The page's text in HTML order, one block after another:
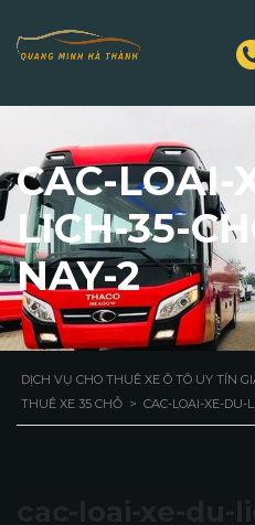
CAC-LOAI-
LICH-35-
NAY-2
DỊCH VỤ CHO THUÊ XE Ô TÔ UY TÍN
THUÊ XE 35 CHỖ > CAC-LOAI-XE-DU-